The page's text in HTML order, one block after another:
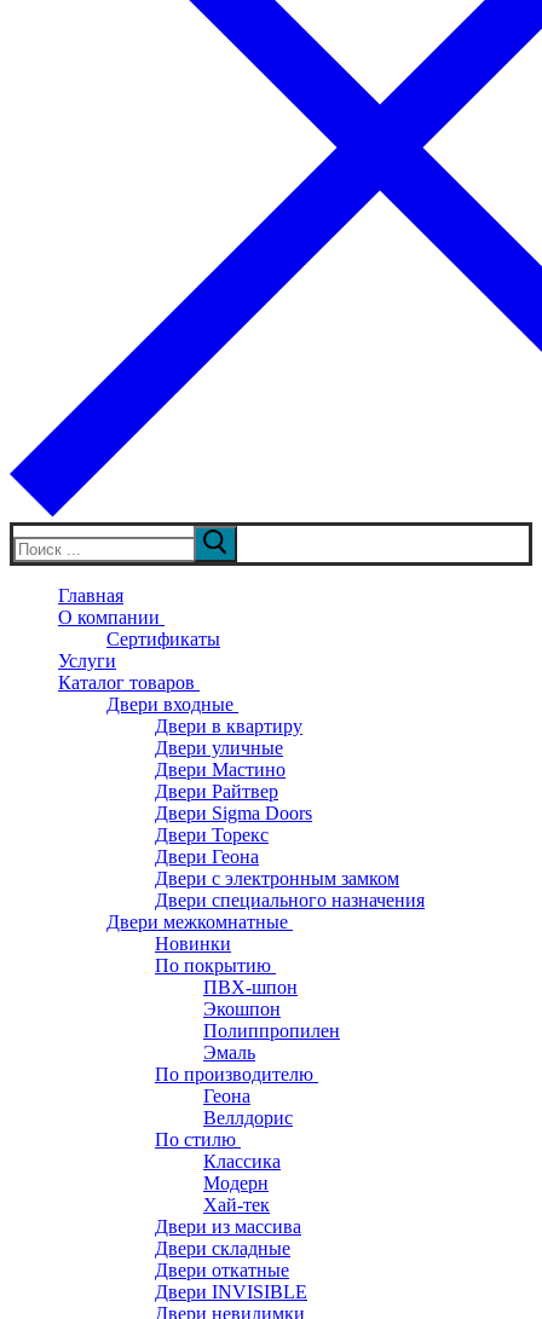
Искать:
Главная
О компании
Сертификаты
Услуги
Каталог товаров
Двери входные
Двери в квартиру
Двери уличные
Двери Мастино
Двери Райтвер
Двери Sigma Doors
Двери Торекс
Двери Геона
Двери с электронным замком
Двери специального назначения
Двери межкомнатные
Новинки
По покрытию
ПВХ-шпон
Экошпон
Полиппропилен
Эмаль
По производителю
Геона
Веллдорис
По стилю
Классика
Модерн
Хай-тек
Двери из массива
Двери складные
Двери откатные
Двери INVISIBLE
Двери невидимки